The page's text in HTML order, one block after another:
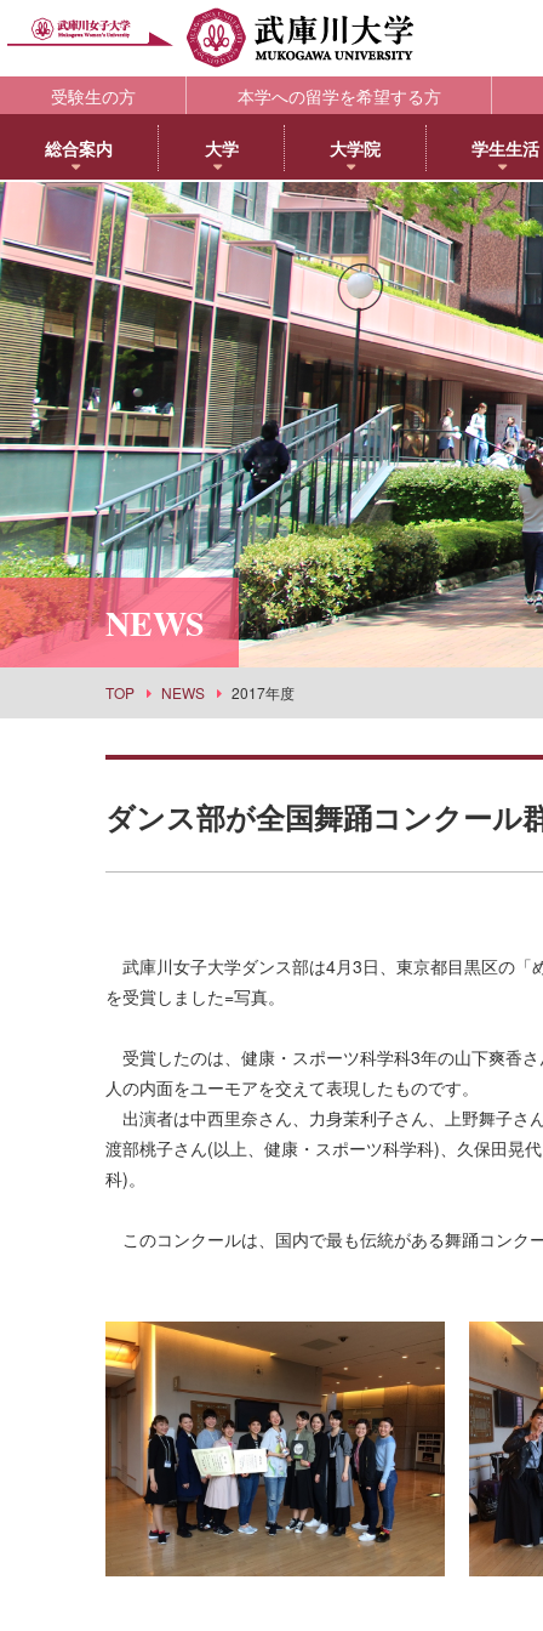
受験生の方 本学への留学を希望する方
総合案内
理念・歴史
教育理念
学院長メッセージ
学長メッセージ
3つのポリシーとアセスメントポリシー
学びの特徴
武庫川女子大学のあゆみ
大学
大学
日本語日本文学科
歴史文化学科
英語グローバル学科
教育学科
心理学科
社会福祉学科
健康・スポーツ科学科
スポーツマネジメント学科
生活環境学科
社会情報学科
食物栄養学科
建築学科
景観建築学科
演奏学科
応用音楽学科
薬学科
健康生命薬科学科
経営学科
大学院
大学院・専攻科
大学院NEWS・EVENTS
教育学専攻
健康・スポーツ科学専攻
食創造科学専攻
薬学専攻
音楽専攻科
学生生活
学生支援部署
教務部
学生部
国際センター
学校教育センター
キャリアセンター
総合情報システム部（ICTヘルプデスク）
健康サポートセンター
学生相談センター
学生サポート室（障がい学生支援）
スポーツセンター
丹嶺学苑研修センター
男女共同参画推進課
事業部
武庫女エンタープライズ
キャリア支援
キャリアセンター
薬学部学生の就職支援
内定先輩アドバイザーの声
研究所
教育総合研究所
健康科学総合研究所
女性活躍総合研究所
教育・研究
研究ポータル
動物実験委員会
女性研究リー
武庫川女子大
センター
スポーツセンタ
アメリカ分校で学ぶ
アメリカ分校（English）
留学プログラム
日本文化センター
アメリカ分校キャンパスマップ
CEA認定状について
附属図書館
利用案内
蔵書検索
マイライブラリ
データベース一覧
武庫川女子大学リポジトリ
LibrariE
学習・研究支援
附属総合ミュージアム
利用案内
所蔵品検索
NEWS
TOP NEWS 2017年度
ダンス部が全国舞踊コンクール
武庫川女子大学ダンス部は4月3日、東京都目黒区の
を受賞しました=写真。
受賞したのは、健康・スポーツ科学科3年の山下爽香
人の内面をユーモアを交えて表現したものです。
出演者は中西里奈さん、力身茉利子さん、上野舞子さ
渡部桃子さん(以上、健康・スポーツ科学科)、久保田晃
科)。
このコンクールは、国内で最も伝統がある舞踊コンク